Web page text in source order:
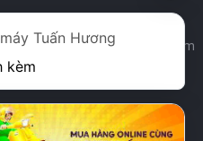
Hà Nội
Tuấn Hương
kèm